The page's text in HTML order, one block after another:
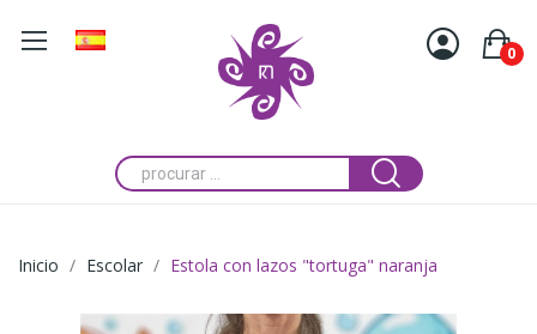
0
Inicio Escolar Estola con lazos "tortuga" naranja